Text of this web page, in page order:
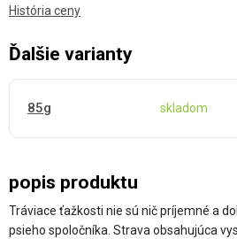
popis produktu
Tráviace ťažkosti nie sú nič príjemné a
psieho spoločníka. Strava obsahujúca
História ceny
Ďalšie varianty
85g skladom